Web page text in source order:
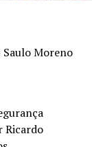
Saulo Moreno
Ricardo